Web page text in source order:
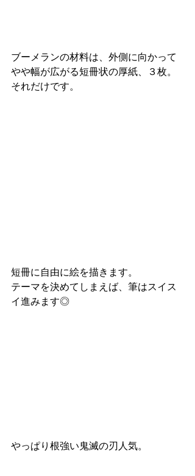
ブーメランの材料は、外側に向かって
やや幅が広がる短冊状の厚紙、３枚。
それだけです。
短冊に自由に絵を描きます。
テーマを決めてしまえば、筆はスイス
イ進みます◎
やっぱり根強い鬼滅の刃人気。